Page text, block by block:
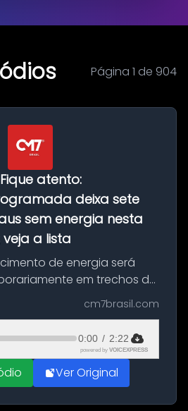
Página 1 de 904
Fique atento:
deixa sete
sem energia nesta
a lista
de energia será
em trechos de
nesta terça-feira (21).
ocorrerá para a
de manuten...
cm7brasil.com
0:00 / 2:22
powered by VOICEXPRESS
Ver Original